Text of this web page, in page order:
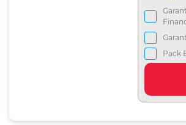
Pack